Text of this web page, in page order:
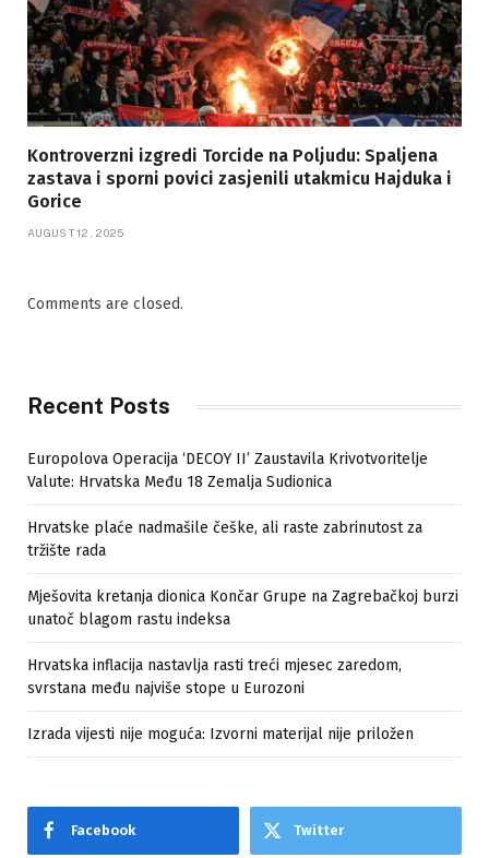
Kontroverzni izgredi Torcide na Poljudu: Spaljena
zastava i sporni povici zasjenili utakmicu Hajduka i
Gorice
AUGUST 12, 2025
Comments are closed.
Recent Posts
Europolova Operacija ‘DECOY II’ Zaustavila Krivotvoritelje
Valute: Hrvatska Među 18 Zemalja Sudionica
Hrvatske plaće nadmašile češke, ali raste zabrinutost za
tržište rada
Mješovita kretanja dionica Končar Grupe na Zagrebačkoj burzi
unatoč blagom rastu indeksa
Hrvatska inflacija nastavlja rasti treći mjesec zaredom,
svrstana među najviše stope u Eurozoni
Izrada vijesti nije moguća: Izvorni materijal nije priložen
Facebook Twitter